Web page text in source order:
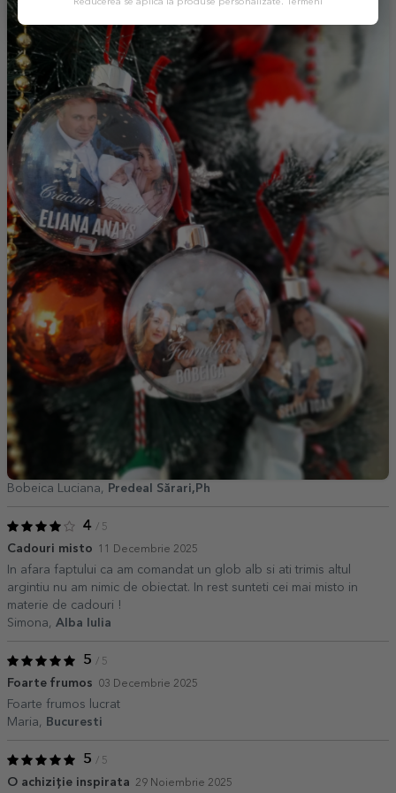
Bobeica Luciana, Predeal Sărari,Ph
4 / 5
Cadouri misto 11 Decembrie 2025
In afara faptului ca am comandat un glob alb si ati trimis altul
argintiu nu am nimic de obiectat. In rest sunteti cei mai misto in
materie de cadouri !
Simona, Alba Iulia
5 / 5
Foarte frumos 03 Decembrie 2025
Foarte frumos lucrat
Maria,
Bucuresti
5 / 5
O achiziție inspirata 29 Noiembrie 2025
Reducerea se aplică la produse personalizate. Termeni